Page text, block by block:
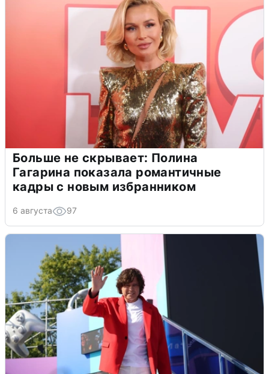
Больше не скрывает: Полина
Гагарина показала романтичные
кадры с новым избранником
6 августа 97